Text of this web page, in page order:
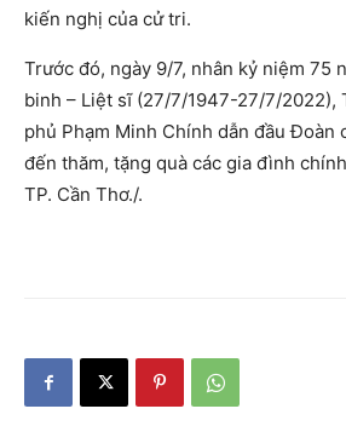
kiến nghị của cử tri.
Trước đó, ngày 9/7, nhân kỷ niệm 75
binh – Liệt sĩ (27/7/1947-27/7/2022),
phủ Phạm Minh Chính dẫn đầu Đoàn
đến thăm, tặng quà các gia đình
TP. Cần Thơ./.